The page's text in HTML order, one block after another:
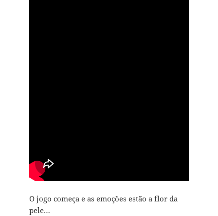
O jogo começa e as emoções estão a flor da
pele…